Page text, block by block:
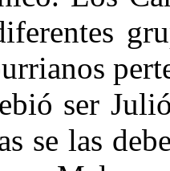
ser
se las